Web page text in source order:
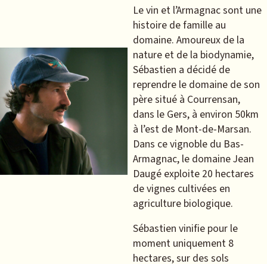
Le vin et l’Armagnac sont une
histoire de famille au
domaine. Amoureux de la
nature et de la biodynamie,
Sébastien a décidé de
reprendre le domaine de son
père situé à Courrensan,
dans le Gers, à environ 50km
à l’est de Mont-de-Marsan.
Dans ce vignoble du Bas-
Armagnac, le domaine Jean
Daugé exploite 20 hectares
de vignes cultivées en
agriculture biologique.
Sébastien vinifie pour le
moment uniquement 8
hectares, sur des sols